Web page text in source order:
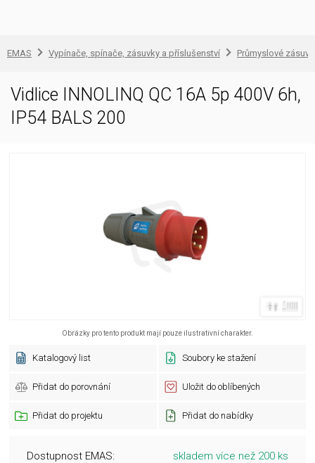
EMAS Vypínače, spínače, zásuvky a příslušenství Průmyslové
Vidlice INNOLINQ QC 16A 5p 400V 6h,
IP54 BALS 200
Obrázky pro tento produkt mají pouze ilustrativní charakter.
Katalogový list Soubory ke stažení
Přidat do porovnání Uložit do oblíbených
Přidat do projektu Přidat do nabídky
Dostupnost EMAS: skladem více než 200 ks